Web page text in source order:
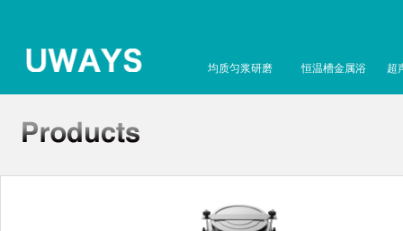
均质匀浆研磨 恒温槽金属浴 超